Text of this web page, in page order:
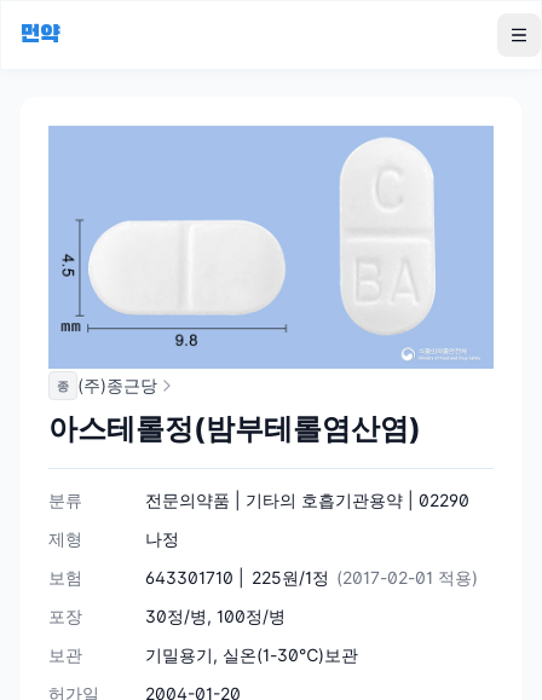
먼약
종 (주)종근당
아스테롤정(밤부테롤염산염)
분류
전문의약품 | 기타의 호흡기관용약 | 02290
제형
나정
보험
643301710 | 225원/1정 (2017-02-01 적용)
포장
30정/병, 100정/병
보관
기밀용기, 실온(1-30℃)보관
허가일
2004-01-20